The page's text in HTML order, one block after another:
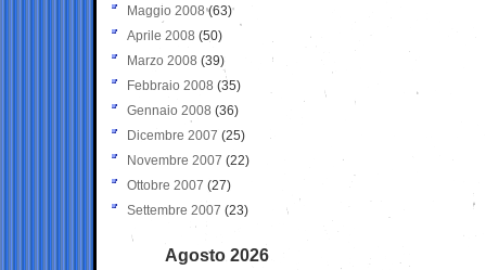
Maggio 2008(63)
Aprile 2008 (50)
Marzo 2008 (39)
Febbraio 2008 (35)
Gennaio 2008 (36)
Dicembre 2007 (25)
Novembre 2007 (22)
Ottobre 2007 (27)
Settembre 2007 (23)
Agosto 2026